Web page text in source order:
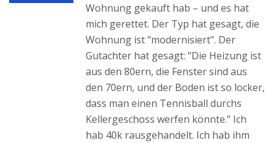
Wohnung gekauft hab – und es hat
mich gerettet. Der Typ hat gesagt, die
Wohnung ist "modernisiert". Der
Gutachter hat gesagt: "Die Heizung ist
aus den 80ern, die Fenster sind aus
den 70ern, und der Boden ist so locker,
dass man einen Tennisball durchs
Kellergeschoss werfen könnte." Ich
hab 40k rausgehandelt. Ich hab ihm